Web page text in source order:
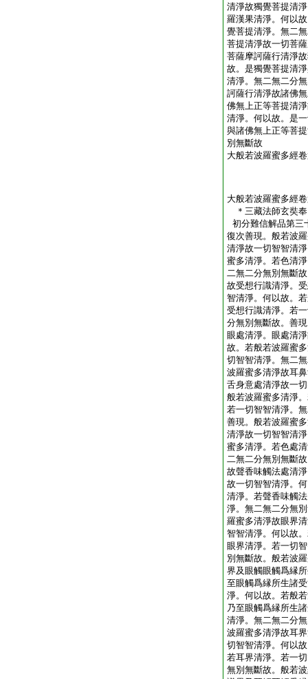
清淨故獨覺菩提清
羅漢果清淨。何以
覺菩提清淨。無二
菩提清淨故一切菩
菩薩摩訶薩行清淨
故。是獨覺菩提清
清淨。無二無二分
訶薩行清淨故諸佛
佛無上正等菩提清
清淨。何以故。是
與諸佛無上正等菩
別無斷故
大般若波羅蜜多經
大般若波羅蜜多經
＊三藏法師玄
初分難信解品第三
復次善現。般若波
清淨故一切智智清
蜜多清淨。若色清
二無二分無別無斷
故受想行識清淨。
智清淨。何以故。
受想行識清淨。若
分無別無斷故。善
眼處清淨。眼處清
故。若般若波羅蜜
切智智清淨。無二
波羅蜜多清淨故耳
舌身意處清淨故一
般若波羅蜜多清淨
若一切智智清淨。
善現。般若波羅蜜
清淨故一切智智清
蜜多清淨。若色處
二無二分無別無斷
故聲香味觸法處清
故一切智智清淨。
清淨。若聲香味觸
淨。無二無二分無
羅蜜多清淨故眼界
智智清淨。何以故
眼界清淨。若一切
別無斷故。般若波
界及眼觸眼觸爲縁
至眼觸爲縁所生諸
淨。何以故。若般
乃至眼觸爲縁所生
清淨。無二無二分
波羅蜜多清淨故耳
切智智清淨。何以
若耳界清淨。若一
無別無斷故。般若